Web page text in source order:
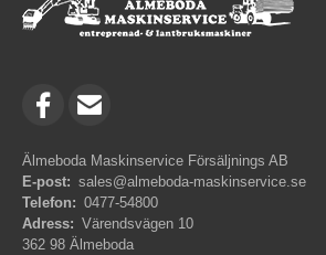
Älmeboda Maskinservice Försäljnings AB
E-post: sales@almeboda-maskinservice.se
Telefon: 0477-54800
Adress: Värendsvägen 10
362 98 Älmeboda